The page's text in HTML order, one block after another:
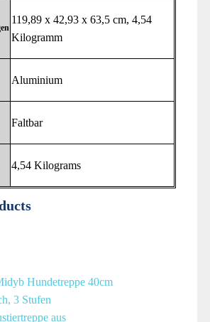
‎119,89 x 42,93 x 63,5 cm, 4,54
Kilogramm
‎Aluminium
‎Faltbar
‎4,54 Kilograms